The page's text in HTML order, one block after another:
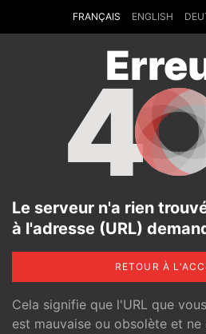
FRANÇAIS ENGLISH
4
Le serveur n'a rien
à l'adresse (URL)
RETOUR À
Cela signifie que l'URL que
est mauvaise ou obsolète et